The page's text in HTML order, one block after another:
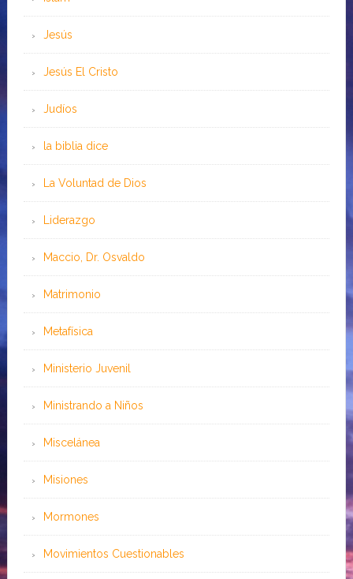
Jesús
Jesús El Cristo
Judíos
la biblia dice
La Voluntad de Dios
Liderazgo
Maccio, Dr. Osvaldo
Matrimonio
Metafísica
Ministerio Juvenil
Ministrando a Niños
Miscelánea
Misiones
Mormones
Movimientos Cuestionables